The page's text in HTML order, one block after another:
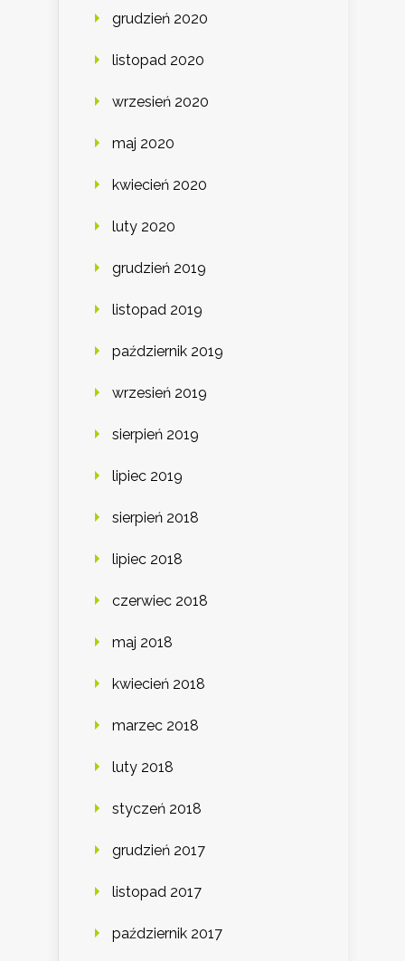
grudzień 2020
listopad 2020
wrzesień 2020
maj 2020
kwiecień 2020
luty 2020
grudzień 2019
listopad 2019
październik 2019
wrzesień 2019
sierpień 2019
lipiec 2019
sierpień 2018
lipiec 2018
czerwiec 2018
maj 2018
kwiecień 2018
marzec 2018
luty 2018
styczeń 2018
grudzień 2017
listopad 2017
październik 2017